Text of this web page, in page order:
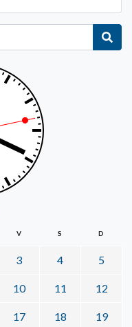
V S D
3 4 5
10 11 12
17 18 19